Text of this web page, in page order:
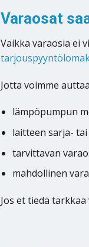
Varaosat
Vaikka varaosia ei
Jotta voimme
lämpöpumpun
laitteen sarja-
tarvittavan
mahdollinen
Jos et tiedä